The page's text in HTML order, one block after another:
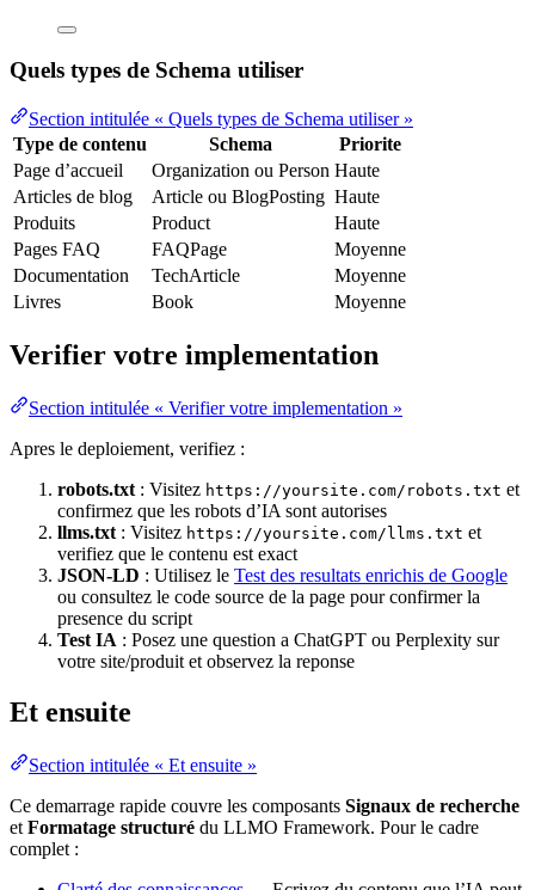
Quels types de Schema utiliser
Section intitulée « Quels types de Schema utiliser »
Type de contenu
Schema
Priorite
Page d’accueil
Organization ou Person Haute
Articles de blog
Article ou BlogPosting Haute
Produits
Product
Haute
Pages FAQ
FAQPage
Moyenne
Documentation
TechArticle
Moyenne
Livres
Book Moyenne
Verifier votre implementation
Section intitulée « Verifier votre implementation »
Apres le deploiement, verifiez :
robots.txt : Visitez https://yoursite.com/robots.txt et
confirmez que les robots d’IA sont autorises
llms.txt : Visitez https://yoursite.com/llms.txt et
verifiez que le contenu est exact
JSON-LD : Utilisez le Test des resultats enrichis de Google
ou consultez le code source de la page pour confirmer la
presence du script
Test IA : Posez une question a ChatGPT ou Perplexity sur
votre site/produit et observez la reponse
Et ensuite
Section intitulée « Et ensuite »
Ce demarrage rapide couvre les composants Signaux de recherche
et Formatage structuré du LLMO Framework. Pour le cadre
complet :